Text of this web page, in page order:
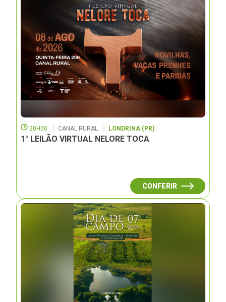
20H00 CANAL RURAL LONDRINA (PR)
1° LEILÃO VIRTUAL NELORE TOCA
CONFERIR